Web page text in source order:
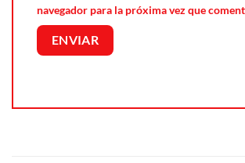
navegador para la próxima vez que